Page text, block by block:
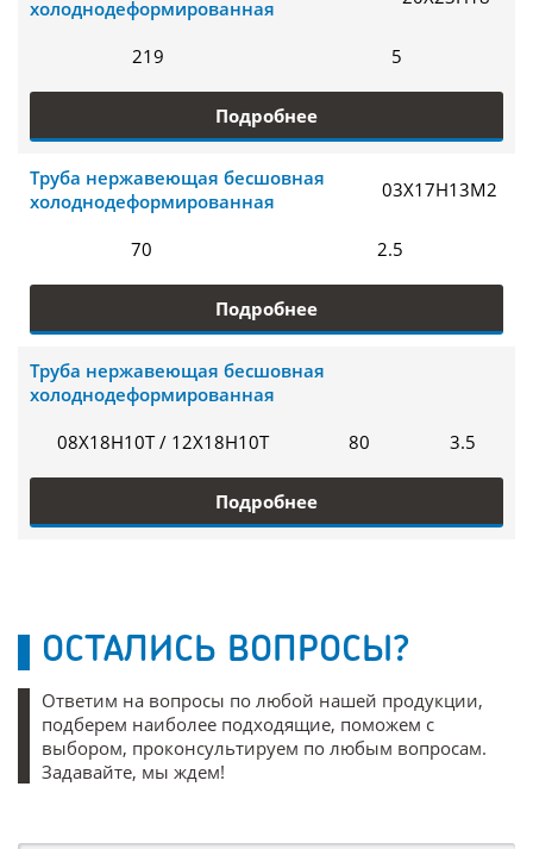
холоднодеформированная
219 5
Подробнее
Труба нержавеющая бесшовная
холоднодеформированная
03Х17Н13М2
70 2.5
Подробнее
Труба нержавеющая бесшовная
холоднодеформированная
08Х18Н10Т / 12Х18Н10Т
80 3.5
Подробнее
ОСТАЛИСЬ ВОПРОСЫ?
Ответим на вопросы по любой нашей продукции,
подберем наиболее подходящие, поможем с
выбором, проконсультируем по любым вопросам.
Задавайте, мы ждем!